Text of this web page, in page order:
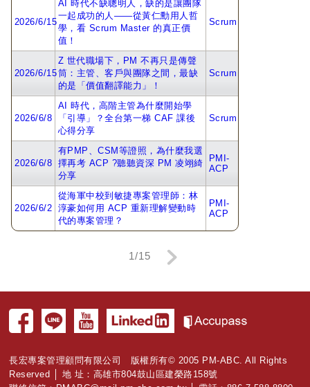
2026/6/15
AI 時代不缺聰明人，缺的是讓團隊
一起成功的人——從黃仁勳用人哲
學，看 Scrum Master 的真正價
值！
Scrum
2026/6/15
Z 世代職場下，PM 不再只是傳聲
筒：主管、客戶與團隊之間，最缺
的是「價值翻譯能力」！
Scrum
2026/6/8
AI 時代，高階主管為什麼開始學
「引導」？全台第一梯 CAF 課後
心得分享
Scrum
2026/6/8
有PMP、CSM等證照，為什麼我選
擇再考 ACP ?聽聽資深 PM 凌翊綺
分享
PMI-
ACP
2026/6/2
從海軍中校到敏捷專案管理師：林
淳豪如何用 ACP 重新理解變動時
代的專案管理？
PMI-
ACP
1/15
長宏專案管理顧問有限公司 版權所有© 2005 PM-ABC. All Rights
Reserved │ 地 址：高雄市804鼓山區建榮路158號